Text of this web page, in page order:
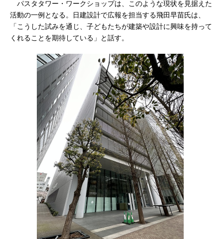
パスタタワー・ワークショップは、このような現状を見据えた
活動の一例となる。日建設計で広報を担当する飛田早苗氏は、
「こうした試みを通じ、子どもたちが建築や設計に興味を持って
くれることを期待している」と話す。